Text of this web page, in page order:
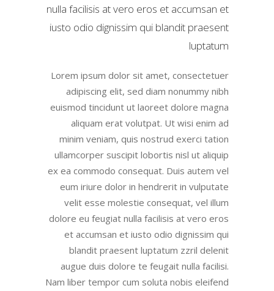
nulla facilisis at vero eros et accumsan et
iusto odio dignissim qui blandit praesent
luptatum
Lorem ipsum dolor sit amet, consectetuer
adipiscing elit, sed diam nonummy nibh
euismod tincidunt ut laoreet dolore magna
aliquam erat volutpat. Ut wisi enim ad
minim veniam, quis nostrud exerci tation
ullamcorper suscipit lobortis nisl ut aliquip
ex ea commodo consequat. Duis autem vel
eum iriure dolor in hendrerit in vulputate
velit esse molestie consequat, vel illum
dolore eu feugiat nulla facilisis at vero eros
et accumsan et iusto odio dignissim qui
blandit praesent luptatum zzril delenit
augue duis dolore te feugait nulla facilisi.
Nam liber tempor cum soluta nobis eleifend